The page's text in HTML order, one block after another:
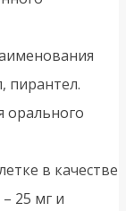
пирантел.
орального
в качестве
25 мг и